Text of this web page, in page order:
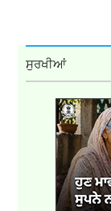
ਸੁਰਖੀਆਂ